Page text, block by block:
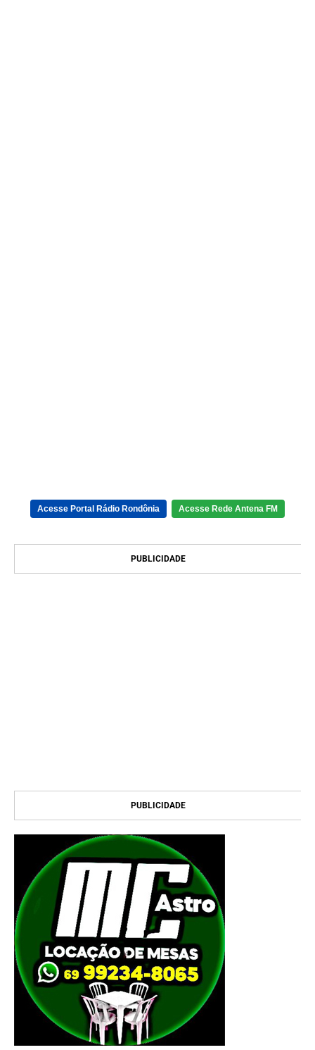
Acesse Portal Rádio Rondônia Acesse Rede Antena FM
PUBLICIDADE
PUBLICIDADE